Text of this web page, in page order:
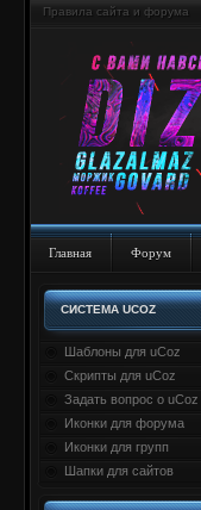
Правила сайта и форума
Главная Форум
СИСТЕМА UCOZ
Шаблоны для uCoz
Скрипты для uCoz
Задать вопрос о uCoz
Иконки для форума
Иконки для групп
Шапки для сайтов